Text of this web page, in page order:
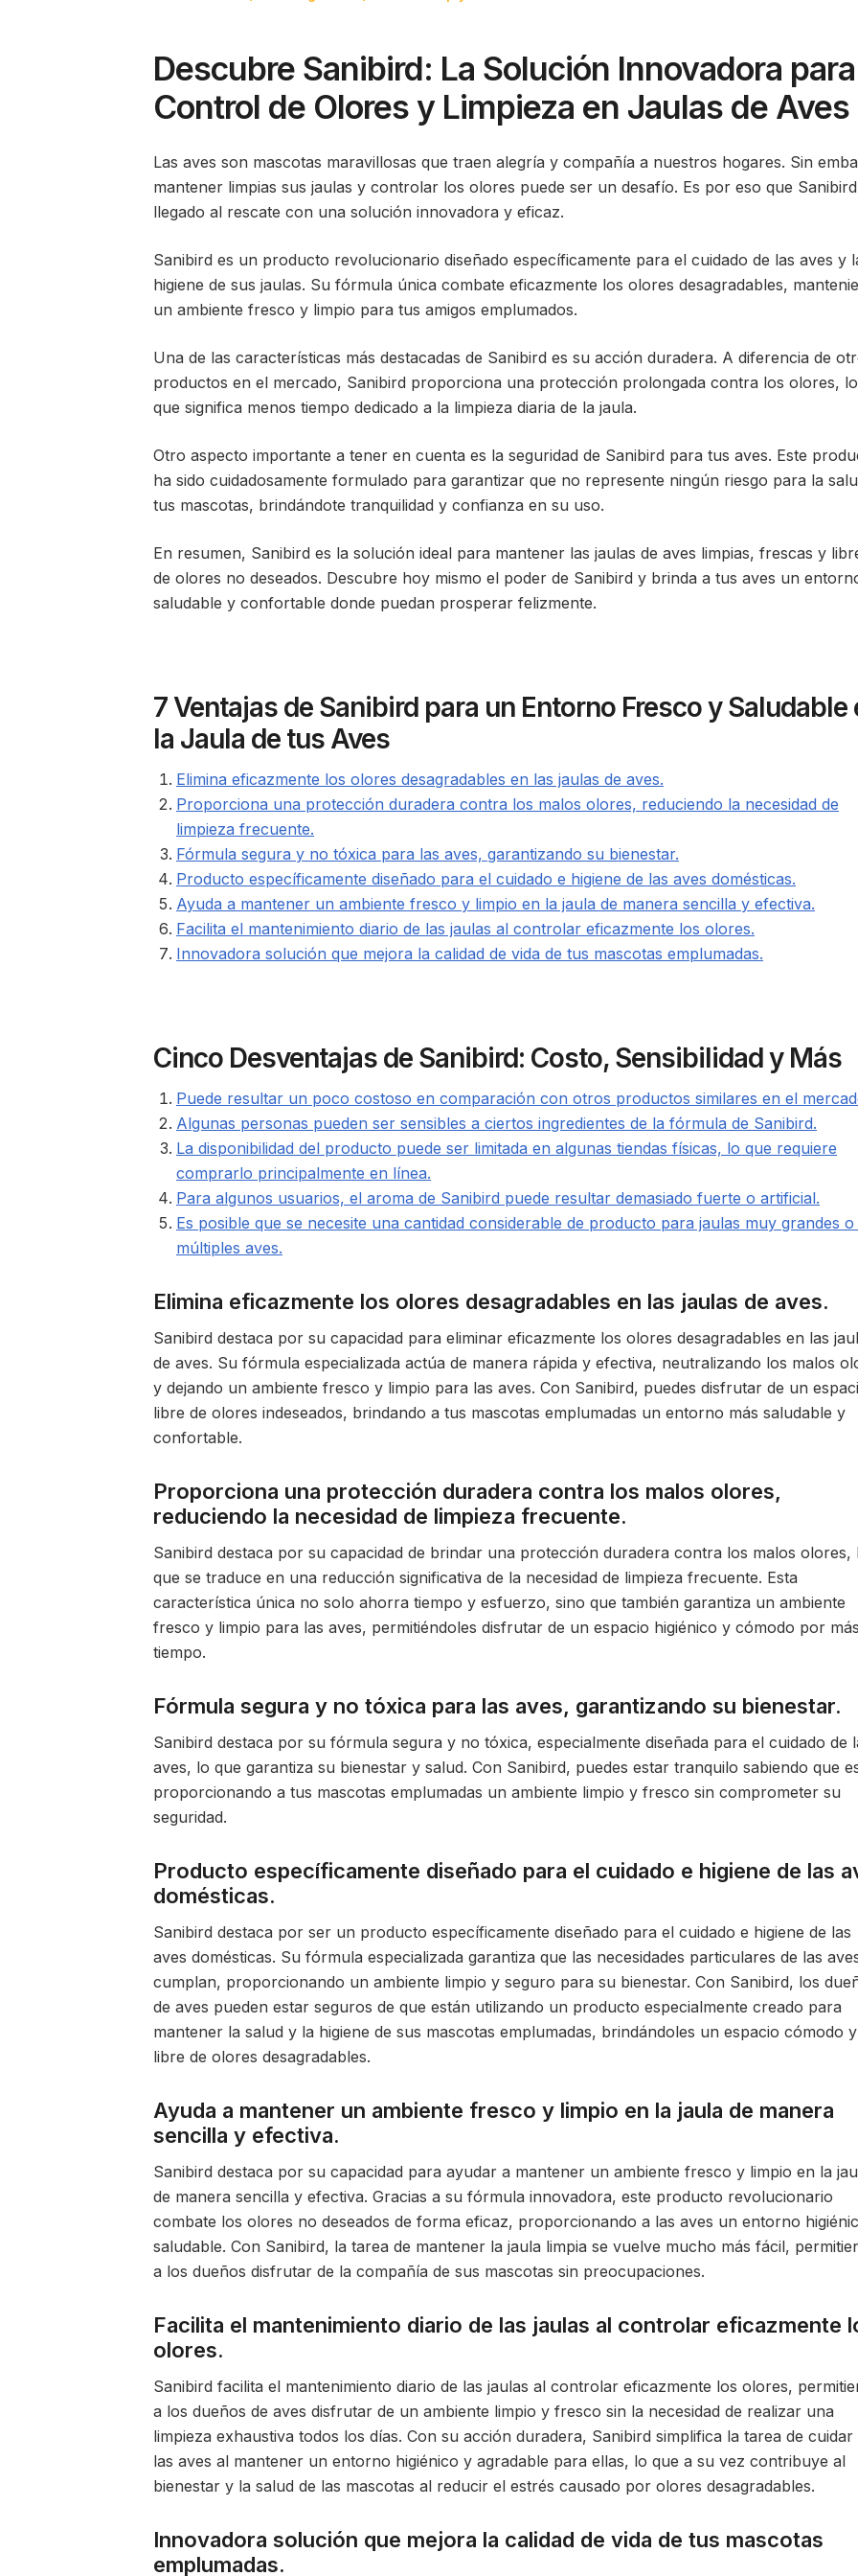
Descubre Sanibird: La Solución Innovadora
Control de Olores y Limpieza en Jaulas de Aves
Las aves son mascotas maravillosas que traen alegría y compañía a nuestros hogares. Sin
mantener limpias sus jaulas y controlar los olores puede ser un desafío. Es por eso que
llegado al rescate con una solución innovadora y eficaz.
Sanibird es un producto revolucionario diseñado específicamente para el cuidado de las aves y
higiene de sus jaulas. Su fórmula única combate eficazmente los olores desagradables,
un ambiente fresco y limpio para tus amigos emplumados.
Una de las características más destacadas de Sanibird es su acción duradera. A diferencia de
productos en el mercado, Sanibird proporciona una protección prolongada contra los olores, lo
que significa menos tiempo dedicado a la limpieza diaria de la jaula.
Otro aspecto importante a tener en cuenta es la seguridad de Sanibird para tus aves. Este
ha sido cuidadosamente formulado para garantizar que no represente ningún riesgo para la
tus mascotas, brindándote tranquilidad y confianza en su uso.
En resumen, Sanibird es la solución ideal para mantener las jaulas de aves limpias, frescas y
de olores no deseados. Descubre hoy mismo el poder de Sanibird y brinda a tus aves un
saludable y confortable donde puedan prosperar felizmente.
7 Ventajas de Sanibird para un Entorno Fresco y Saludable
la Jaula de tus Aves
Elimina eficazmente los olores desagradables en las jaulas de aves.
Proporciona una protección duradera contra los malos olores, reduciendo la necesidad de
limpieza frecuente.
Fórmula segura y no tóxica para las aves, garantizando su bienestar.
Producto específicamente diseñado para el cuidado e higiene de las aves domésticas.
Ayuda a mantener un ambiente fresco y limpio en la jaula de manera sencilla y efectiva.
Facilita el mantenimiento diario de las jaulas al controlar eficazmente los olores.
Innovadora solución que mejora la calidad de vida de tus mascotas emplumadas.
Cinco Desventajas de Sanibird: Costo, Sensibilidad y Más
Puede resultar un poco costoso en comparación con otros productos similares en el
Algunas personas pueden ser sensibles a ciertos ingredientes de la fórmula de Sanibird.
La disponibilidad del producto puede ser limitada en algunas tiendas físicas, lo que requiere
comprarlo principalmente en línea.
Para algunos usuarios, el aroma de Sanibird puede resultar demasiado fuerte o artificial.
Es posible que se necesite una cantidad considerable de producto para jaulas muy grandes
múltiples aves.
Elimina eficazmente los olores desagradables en las jaulas de aves.
Sanibird destaca por su capacidad para eliminar eficazmente los olores desagradables en las
de aves. Su fórmula especializada actúa de manera rápida y efectiva, neutralizando los malos
y dejando un ambiente fresco y limpio para las aves. Con Sanibird, puedes disfrutar de un
libre de olores indeseados, brindando a tus mascotas emplumadas un entorno más saludable y
confortable.
Proporciona una protección duradera contra los malos olores,
reduciendo la necesidad de limpieza frecuente.
Sanibird destaca por su capacidad de brindar una protección duradera contra los malos olores,
que se traduce en una reducción significativa de la necesidad de limpieza frecuente. Esta
característica única no solo ahorra tiempo y esfuerzo, sino que también garantiza un ambiente
fresco y limpio para las aves, permitiéndoles disfrutar de un espacio higiénico y cómodo por más
tiempo.
Fórmula segura y no tóxica para las aves, garantizando su bienestar.
Sanibird destaca por su fórmula segura y no tóxica, especialmente diseñada para el cuidado de
aves, lo que garantiza su bienestar y salud. Con Sanibird, puedes estar tranquilo sabiendo que
proporcionando a tus mascotas emplumadas un ambiente limpio y fresco sin comprometer su
seguridad.
Producto específicamente diseñado para el cuidado e higiene de las
domésticas.
Sanibird destaca por ser un producto específicamente diseñado para el cuidado e higiene de las
aves domésticas. Su fórmula especializada garantiza que las necesidades particulares de las
cumplan, proporcionando un ambiente limpio y seguro para su bienestar. Con Sanibird, los
de aves pueden estar seguros de que están utilizando un producto especialmente creado para
mantener la salud y la higiene de sus mascotas emplumadas, brindándoles un espacio cómodo y
libre de olores desagradables.
Ayuda a mantener un ambiente fresco y limpio en la jaula de manera
sencilla y efectiva.
Sanibird destaca por su capacidad para ayudar a mantener un ambiente fresco y limpio en la
de manera sencilla y efectiva. Gracias a su fórmula innovadora, este producto revolucionario
combate los olores no deseados de forma eficaz, proporcionando a las aves un entorno
saludable. Con Sanibird, la tarea de mantener la jaula limpia se vuelve mucho más fácil,
a los dueños disfrutar de la compañía de sus mascotas sin preocupaciones.
Facilita el mantenimiento diario de las jaulas al controlar eficazmente
olores.
Sanibird facilita el mantenimiento diario de las jaulas al controlar eficazmente los olores,
a los dueños de aves disfrutar de un ambiente limpio y fresco sin la necesidad de realizar una
limpieza exhaustiva todos los días. Con su acción duradera, Sanibird simplifica la tarea de cuidar
las aves al mantener un entorno higiénico y agradable para ellas, lo que a su vez contribuye al
bienestar y la salud de las mascotas al reducir el estrés causado por olores desagradables.
Innovadora solución que mejora la calidad de vida de tus mascotas
emplumadas.